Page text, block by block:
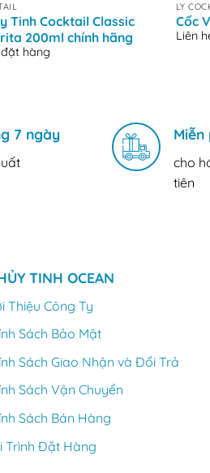
Tinh Cocktail Classic
200ml chính hãng
hàng
LY
Cốc
Liên
7 ngày
cho
tiên
TINH OCEAN
Thiệu Công Ty
Sách Bảo Mật
Sách Giao Nhận và Đổi Trả
Sách Vận Chuyển
Sách Bán Hàng
Trình Đặt Hàng